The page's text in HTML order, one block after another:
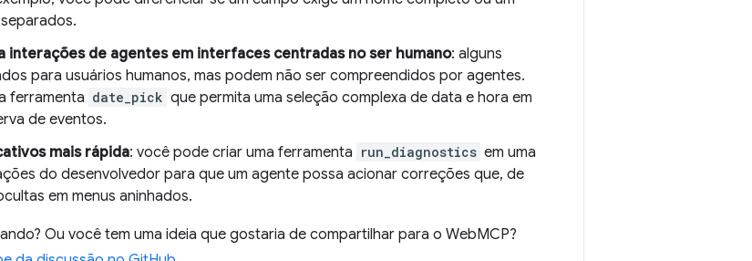
interações de agentes em interfaces centradas no ser humano: alguns
para usuários humanos, mas podem não ser compreendidos por agentes.
ferramenta date_pick que permita uma seleção complexa de data e hora em
de eventos.
mais rápida: você pode criar uma ferramenta run_diagnostics em uma
do desenvolvedor para que um agente possa acionar correções que, de
em menus aninhados.
Ou você tem uma ideia que gostaria de compartilhar para o WebMCP?